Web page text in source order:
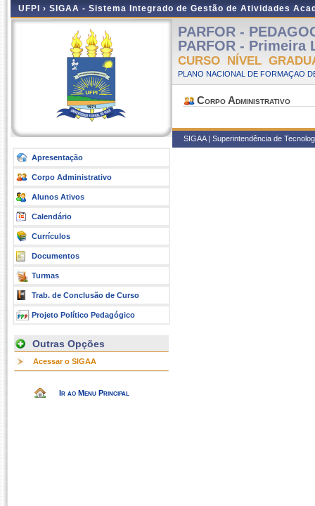
UFPI › SIGAA - Sistema Integrado de Gestão de Atividades
Apresentação
Corpo Administrativo
Alunos Ativos
Calendário
Currículos
Documentos
Turmas
Trab. de Conclusão de Curso
Projeto Político Pedagógico
Outras Opções
Acessar o SIGAA
Ir ao Menu Principal
PARFOR -
PARFOR - Primeira
CURSO NÍVEL
PLANO NACIONAL DE FORMAÇAO
Corpo Administrativo
SIGAA | Superintendência de